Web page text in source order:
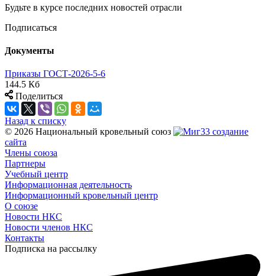
Будьте в курсе последних новостей отрасли
Подписаться
Документы
Приказы ГОСТ-2026-5-6
144.5 Кб
Поделиться
Назад к списку
© 2026 Национальный кровельный союз
создание
сайта
Члены союза
Партнеры
Учебный центр
Информационная деятельность
Информационный кровельный центр
О союзе
Новости НКС
Новости членов НКС
Контакты
Подписка на рассылку